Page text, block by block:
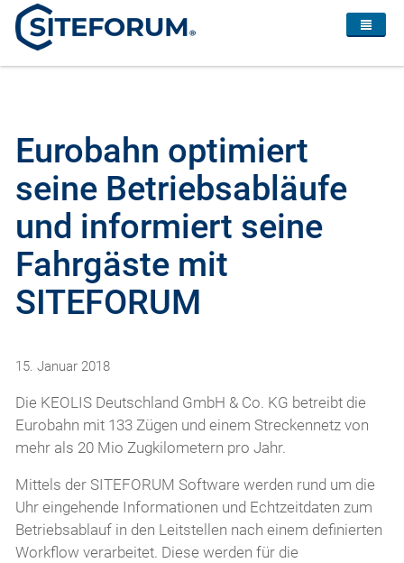
Eurobahn optimiert
seine Betriebsabläufe
und informiert seine
Fahrgäste mit
SITEFORUM
15. Januar 2018
Die KEOLIS Deutschland GmbH & Co. KG betreibt die
Eurobahn mit 133 Zügen und einem Streckennetz von
mehr als 20 Mio Zugkilometern pro Jahr.
Mittels der SITEFORUM Software werden rund um die
Uhr eingehende Informationen und Echtzeitdaten zum
Betriebsablauf in den Leitstellen nach einem definierten
Workflow verarbeitet. Diese werden für die